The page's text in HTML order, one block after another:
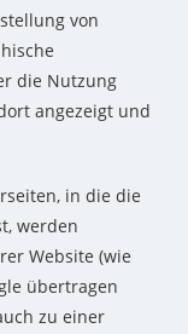
von
die Nutzung
angezeigt und
in die die
werden
Website (wie
übertragen
zu einer